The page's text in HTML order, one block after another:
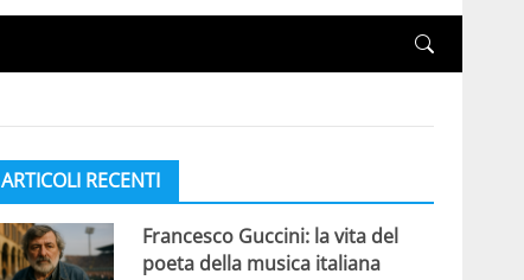
ARTICOLI RECENTI
Francesco Guccini: la vita del
poeta della musica italiana